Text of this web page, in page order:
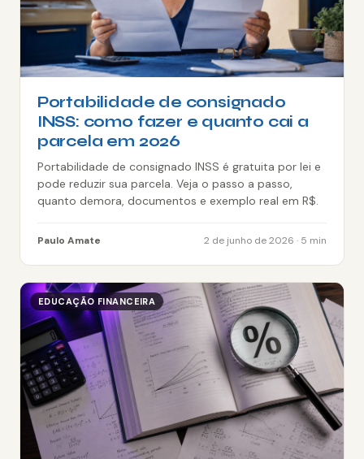
Portabilidade de consignado
INSS: como fazer e quanto cai a
parcela em 2026
Portabilidade de consignado INSS é gratuita por lei e
pode reduzir sua parcela. Veja o passo a passo,
quanto demora, documentos e exemplo real em R$.
Paulo Amate 2 de junho de 2026 · 5 min
EDUCAÇÃO FINANCEIRA